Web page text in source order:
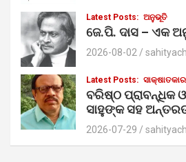
Latest Posts: ଅନୁଭୂତି
ଜେ.ପି. ଦାସ – ଏକ
2026-08-02
Latest Posts: ସାକ୍ଷାତକାର
ବରିଷ୍ଠ ପ୍ରାବନ୍ଧିକ
ସାହୁଙ୍କ ସହ
2026-07-29